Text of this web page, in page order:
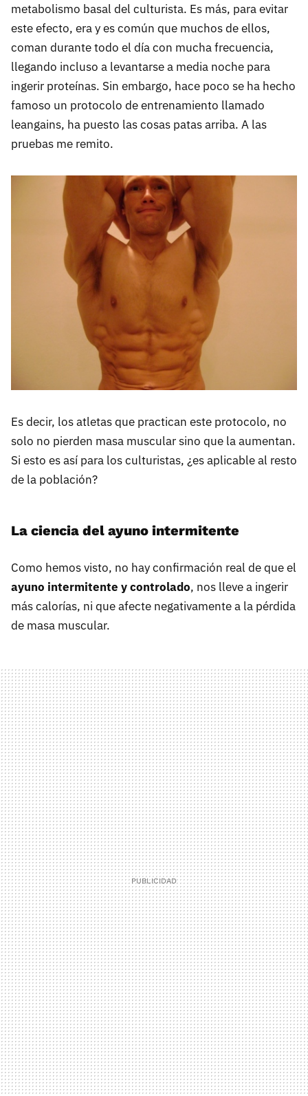
metabolismo basal del culturista. Es más, para evitar
este efecto, era y es común que muchos de ellos,
coman durante todo el día con mucha frecuencia,
llegando incluso a levantarse a media noche para
ingerir proteínas. Sin embargo, hace poco se ha hecho
famoso un protocolo de entrenamiento llamado
leangains, ha puesto las cosas patas arriba. A las
pruebas me remito.
Es decir, los atletas que practican este protocolo, no
solo no pierden masa muscular sino que la aumentan.
Si esto es así para los culturistas, ¿es aplicable al resto
de la población?
La ciencia del ayuno intermitente
Como hemos visto, no hay confirmación real de que el
ayuno intermitente y controlado, nos lleve a ingerir
más calorías, ni que afecte negativamente a la pérdida
de masa muscular.